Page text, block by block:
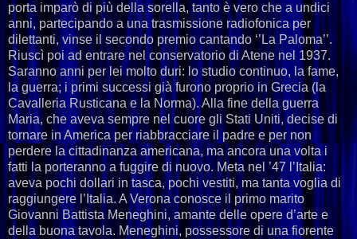
porta imparò di più della sorella, tanto è vero che a undici
anni, partecipando a una trasmissione radiofonica per
dilettanti, vinse il secondo premio cantando ‘’La Paloma’’.
Riuscì poi ad entrare nel conservatorio di Atene nel 1937.
Saranno anni per lei molto duri: lo studio continuo, la fame,
la guerra; i primi successi già furono proprio in Grecia (la
Cavalleria Rusticana e la Norma). Alla fine della guerra
Maria, che aveva sempre nel cuore gli Stati Uniti, decise di
tornare in America per riabbracciare il padre e per non
perdere la cittadinanza americana, ma ancora una volta i
fatti la porteranno a fuggire di nuovo. Meta nel ’47 l’Italia:
aveva pochi dollari in tasca, pochi vestiti, ma tanta voglia di
raggiungere l’Italia. A Verona conosce il primo marito
Giovanni Battista Meneghini, amante delle opere d’arte e
della buona tavola. Meneghini, possessore di una fiorente